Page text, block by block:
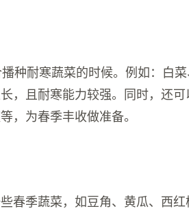
种耐寒蔬菜的时候。例如：白
，且耐寒能力较强。同时，还可
，为春季丰收做准备。
春季蔬菜，如豆角、黄瓜、西红